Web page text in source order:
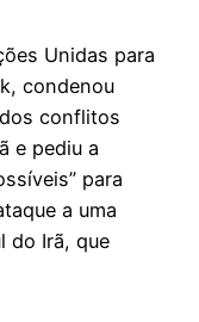
Unidas para
condenou
conflitos
e pediu a
para
a uma
do Irã, que